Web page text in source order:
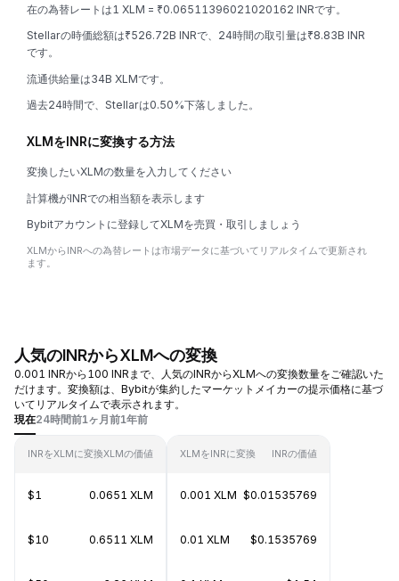
在の為替レートは1 XLM = ₹0.06511396021020162 INRです。
Stellarの時価総額は₹526.72B INRで、24時間の取引量は₹8.83B INR
です。
流通供給量は34B XLMです。
過去24時間で、Stellarは0.50%下落しました。
XLMをINRに変換する方法
変換したいXLMの数量を入力してください
計算機がINRでの相当額を表示します
Bybitアカウントに登録してXLMを売買・取引しましょう
XLMからINRへの為替レートは市場データに基づいてリアルタイムで更新され
ます。
人気のINRからXLMへの変換
0.001 INRから100 INRまで、人気のINRからXLMへの変換数量をご確認いた
だけます。変換額は、Bybitが集約したマーケットメイカーの提示価格に基づ
いてリアルタイムで表示されます。
現在24時間前1ヶ月前1年前
INRをXLMに変換XLMの価値
$1 0.0651 XLM
$10 0.6511 XLM
XLMをINRに変換 INRの価値
0.001 XLM $0.01535769
0.01 XLM $0.1535769